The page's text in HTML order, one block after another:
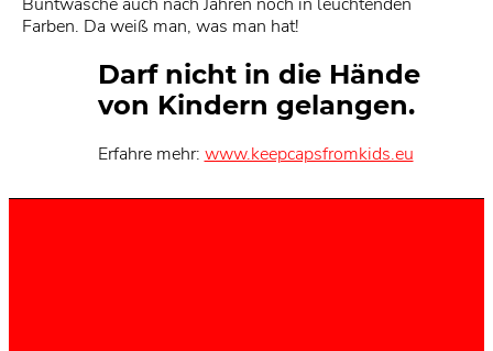
Farben. Da weiß man, was man hat!
Darf nicht in die Hände
von Kindern gelangen.
Erfahre mehr: www.keepcapsfromkids.eu